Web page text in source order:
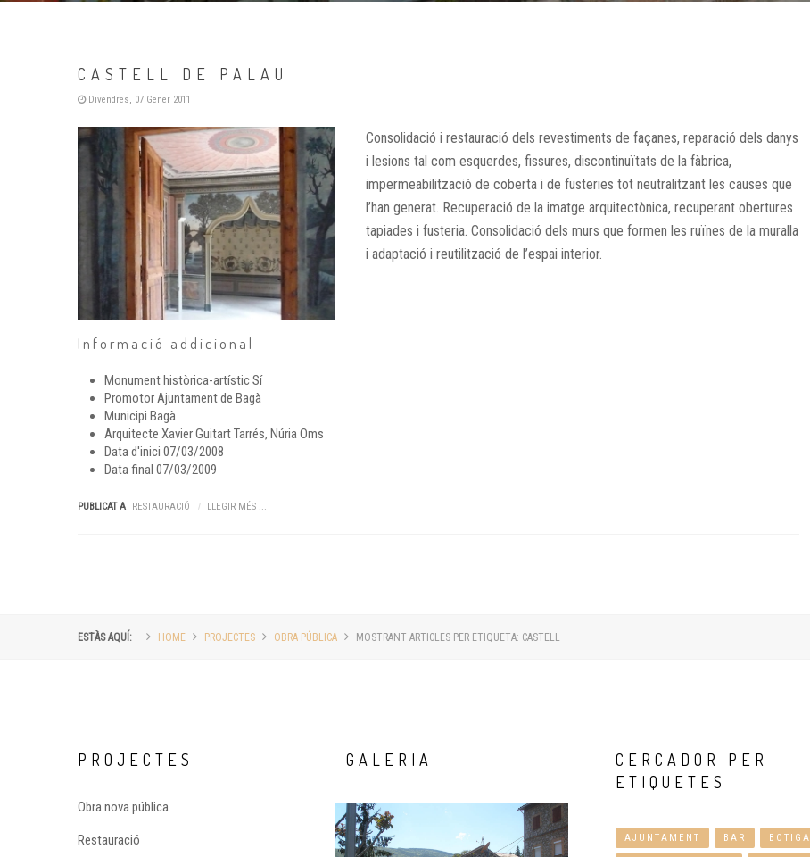
CASTELL DE PALAU
Divendres, 07 Gener 2011
Consolidació i restauració dels revestiments de façanes, reparació dels danys
i lesions tal com esquerdes, fissures, discontinuïtats de la fàbrica,
impermeabilització de coberta i de fusteries tot neutralitzant les causes que
l’han generat. Recuperació de la imatge arquitectònica, recuperant obertures
tapiades i fusteria. Consolidació dels murs que formen les ruïnes de la muralla
i adaptació i reutilització de l’espai interior.
Informació addicional
Monument històrica-artísticSí
PromotorAjuntament de Bagà
Municipi Bagà
Arquitecte Xavier Guitart Tarrés, Núria Oms
Data d'inici 07/03/2008
Data final 07/03/2009
PUBLICAT A RESTAURACIÓ LLEGIR MÉS ...
ESTÀS AQUÍ: HOME PROJECTES OBRA PÚBLICA MOSTRANT ARTICLES PER ETIQUETA: CASTELL
PROJECTES
Obra nova pública
Restauració
GALERIA CERCADOR
PER
ETIQUETES
AJUNTAMENT BAR BOTIGA